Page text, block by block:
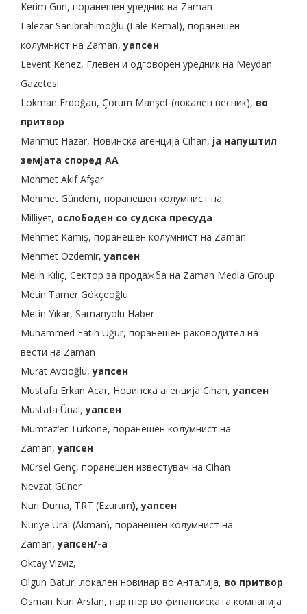
Kerim Gün, поранешен уредник на Zaman
Lalezar Sarıibrahimoğlu (Lale Kemal), поранешен
колумнист на Zaman,уапсен
Levent Kenez, Глевен и одговорен уредник на Meydan
Gazetesi
Lokman Erdoğan, Çorum Manşet (локален весник), во
притвор
Mahmut Hazar, Новинска агенција Cihan, ја напуштил
земјата според AA
Mehmet Akif Afşar
Mehmet Gündem, поранешен колумнист на
Milliyet, ослободен со судска пресуда
Mehmet Kamış, поранешен колумнист на Zaman
Mehmet Özdemir,уапсен
Melih Kılıç, Сектор за продажба на Zaman Media Group
Metin Tamer Gökçeoğlu
Metin Yıkar, Samanyolu Haber
Muhammed Fatih Uğur, поранешен раководител на
вести на Zaman
Murat Avcıoğlu,уапсен
Mustafa Erkan Acar, Новинска агенција Cihan,уапсен
Mustafa Ünal,уапсен
Mümtaz’er Türköne, поранешен колумнист на
Zaman,уапсен
Mürsel Genç, поранешен известувач на Cihan
Nevzat Güner
Nuri Durna, TRT (Ezurum), уапсен
Nuriye Ural (Akman), поранешен колумнист на
Zaman,уапсен/-а
Oktay Vızvız,
Olgun Batur, локален новинар во Анталија, во притвор
Osman Nuri Arslan, партнер во финансиската компанија